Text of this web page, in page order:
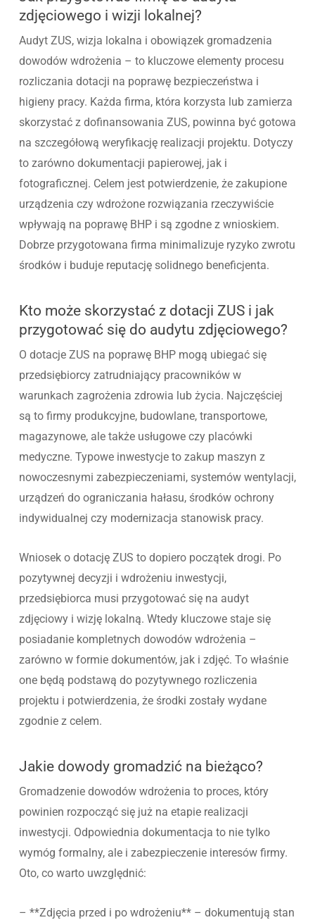
zdjęciowego i wizji lokalnej?
Audyt ZUS, wizja lokalna i obowiązek gromadzenia
dowodów wdrożenia – to kluczowe elementy procesu
rozliczania dotacji na poprawę bezpieczeństwa i
higieny pracy. Każda firma, która korzysta lub zamierza
skorzystać z dofinansowania ZUS, powinna być gotowa
na szczegółową weryfikację realizacji projektu. Dotyczy
to zarówno dokumentacji papierowej, jak i
fotograficznej. Celem jest potwierdzenie, że zakupione
urządzenia czy wdrożone rozwiązania rzeczywiście
wpływają na poprawę BHP i są zgodne z wnioskiem.
Dobrze przygotowana firma minimalizuje ryzyko zwrotu
środków i buduje reputację solidnego beneficjenta.
Kto może skorzystać z dotacji ZUS i jak
przygotować się do audytu zdjęciowego?
O dotacje ZUS na poprawę BHP mogą ubiegać się
przedsiębiorcy zatrudniający pracowników w
warunkach zagrożenia zdrowia lub życia. Najczęściej
są to firmy produkcyjne, budowlane, transportowe,
magazynowe, ale także usługowe czy placówki
medyczne. Typowe inwestycje to zakup maszyn z
nowoczesnymi zabezpieczeniami, systemów wentylacji,
urządzeń do ograniczania hałasu, środków ochrony
indywidualnej czy modernizacja stanowisk pracy.
Wniosek o dotację ZUS to dopiero początek drogi. Po
pozytywnej decyzji i wdrożeniu inwestycji,
przedsiębiorca musi przygotować się na audyt
zdjęciowy i wizję lokalną. Wtedy kluczowe staje się
posiadanie kompletnych dowodów wdrożenia –
zarówno w formie dokumentów, jak i zdjęć. To właśnie
one będą podstawą do pozytywnego rozliczenia
projektu i potwierdzenia, że środki zostały wydane
zgodnie z celem.
Jakie dowody gromadzić na bieżąco?
Gromadzenie dowodów wdrożenia to proces, który
powinien rozpocząć się już na etapie realizacji
inwestycji. Odpowiednia dokumentacja to nie tylko
wymóg formalny, ale i zabezpieczenie interesów firmy.
Oto, co warto uwzględnić:
– **Zdjęcia przed i po wdrożeniu** – dokumentują stan